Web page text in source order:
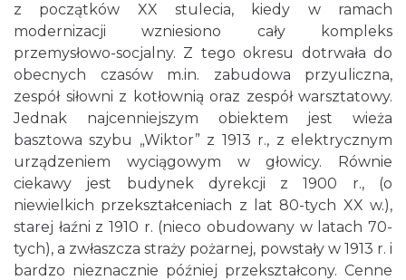
z początków XX stulecia, kiedy w ramach
modernizacji wzniesiono cały kompleks
przemysłowo-socjalny. Z tego okresu dotrwała do
obecnych czasów m.in. zabudowa przyuliczna,
zespół siłowni z kotłownią oraz zespół warsztatowy.
Jednak najcenniejszym obiektem jest wieża
basztowa szybu „Wiktor” z 1913 r., z elektrycznym
urządzeniem wyciągowym w głowicy. Równie
ciekawy jest budynek dyrekcji z 1900 r., (o
niewielkich przekształceniach z lat 80-tych XX w.),
starej łaźni z 1910 r. (nieco obudowany w latach 70-
tych), a zwłaszcza straży pożarnej, powstały w 1913 r. i
bardzo nieznacznie później przekształcony. Cenne